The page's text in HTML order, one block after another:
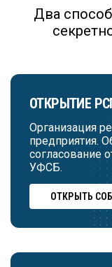
Два
ОТКРЫТИЕ
Организация
предприятия.
согласование
УФСБ.
ОТКРЫТЬ